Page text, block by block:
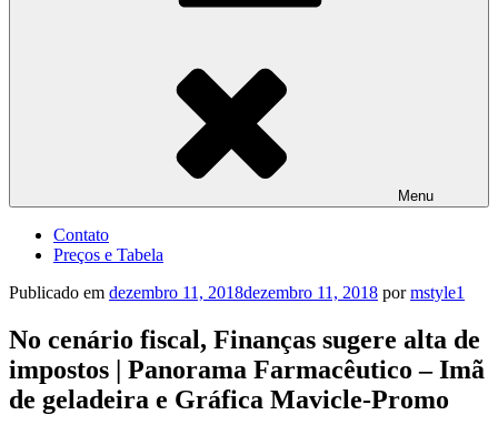
Menu
Contato
Preços e Tabela
Publicado em dezembro 11, 2018dezembro 11, 2018 pormstyle1
No cenário fiscal, Finanças sugere alta de
impostos | Panorama Farmacêutico – Imã
de geladeira e Gráfica Mavicle-Promo